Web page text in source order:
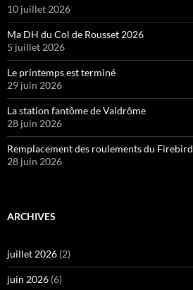
10 juillet 2026
Ma DH du Col de Rousset 2026
5 juillet 2026
Le printemps est terminé
29 juin 2026
La station fantôme de Valdrôme
28 juin 2026
Remplacement des roulements du Firebird
28 juin 2026
ARCHIVES
juillet 2026 (2)
juin 2026 (6)